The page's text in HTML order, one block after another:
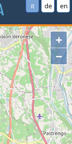
it de en
+
−